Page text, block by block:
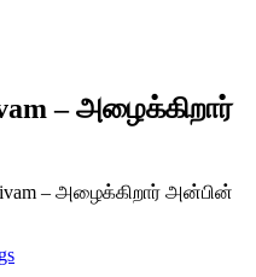
– அழைக்கிறார்
– அழைக்கிறார் அன்பின்